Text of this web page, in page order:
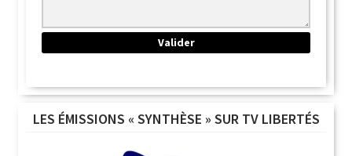
LES ÉMISSIONS « SYNTHÈSE » SUR TV LIBERTÉS